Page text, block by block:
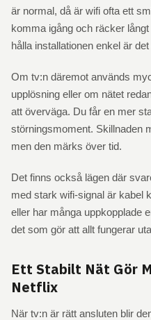
är normal, då är wifi ofta ett
komma igång och räcker
hålla installationen enkel är
Om tv:n däremot används
upplösning eller om nätet
att överväga. Du får en mer
störningsmoment. Skillnaden
men den märks över tid.
Det finns också lägen där
med stark wifi-signal är kabel
eller har många uppkopplade
det som gör att allt fungerar
Ett Stabilt Nät Gör
Netflix
När tv:n är rätt ansluten blir